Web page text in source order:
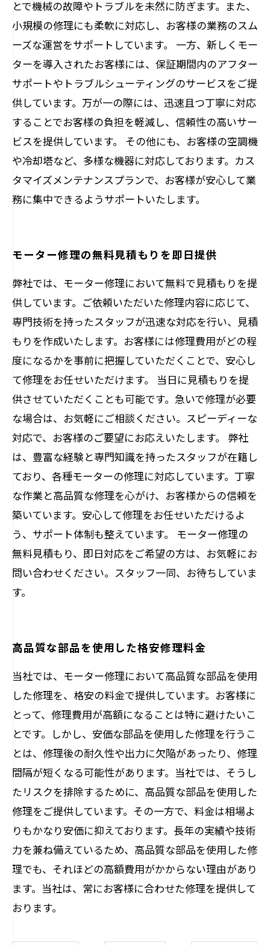
とで機械の故障やトラブルを未然に防ぎます。また、
小規模の修理にも柔軟に対応し、お客様の業務のスム
ーズな運営をサポートしています。 一方、新しくモー
ターを導入されたお客様には、保証期間内のアフター
サポートやトラブルシューティングのサービスをご提
供しています。万が一の際には、迅速且つ丁寧に対応
することでお客様の負担を軽減し、信頼性の高いサー
ビスを提供しています。 その他にも、お客様の空調機
や冷却塔など、多様な機器に対応しております。カス
タマイズメンテナンスプランで、お客様が安心して業
務に集中できるようサポートいたします。
モーター修理の無料見積もりを即日提供
弊社では、モーター修理において無料で見積もりを提
供しています。ご依頼いただいた修理内容に応じて、
専門技術を持ったスタッフが迅速な対応を行い、見積
もりを作成いたします。お客様には修理費用がどの程
度になるかを事前に把握していただくことで、安心し
て修理をお任せいただけます。 当日に見積もりを提
供させていただくことも可能です。急いで修理が必要
な場合は、お気軽にご相談ください。スピーディーな
対応で、お客様のご要望にお応えいたします。 弊社
は、豊富な経験と専門知識を持ったスタッフが在籍し
ており、各種モーターの修理に対応しています。丁寧
な作業と高品質な修理を心がけ、お客様からの信頼を
築いています。安心して修理をお任せいただけるよ
う、サポート体制も整えています。 モーター修理の
無料見積もり、即日対応をご希望の方は、お気軽にお
問い合わせください。スタッフ一同、お待ちしていま
す。
高品質な部品を使用した格安修理料金
当社では、モーター修理において高品質な部品を使用
した修理を、格安の料金で提供しています。お客様に
とって、修理費用が高額になることは特に避けたいこ
とです。しかし、安価な部品を使用した修理を行うこ
とは、修理後の耐久性や出力に欠陥があったり、修理
間隔が短くなる可能性があります。当社では、そうし
たリスクを排除するために、高品質な部品を使用した
修理をご提供しています。その一方で、料金は相場よ
りもかなり安価に抑えております。長年の実績や技術
力を兼ね備えているため、高品質な部品を使用した修
理でも、それほどの高額費用がかからない理由があり
ます。当社は、常にお客様に合わせた修理を提供して
おります。